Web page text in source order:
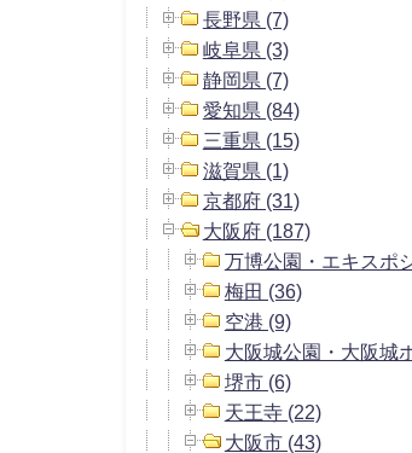
長野県 (7)
岐阜県 (3)
静岡県 (7)
愛知県 (84)
三重県 (15)
滋賀県 (1)
京都府 (31)
大阪府 (187)
万博公園・エキスポ
梅田 (36)
空港 (9)
大阪城公園・大阪城
堺市 (6)
天王寺 (22)
大阪市 (43)